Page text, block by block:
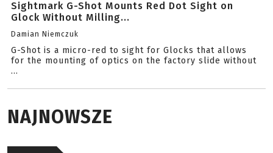
Sightmark G-Shot Mounts Red Dot Sight on
Glock Without Milling...
Damian Niemczuk
G-Shot is a micro-red to sight for Glocks that allows
for the mounting of optics on the factory slide without
...
NAJNOWSZE